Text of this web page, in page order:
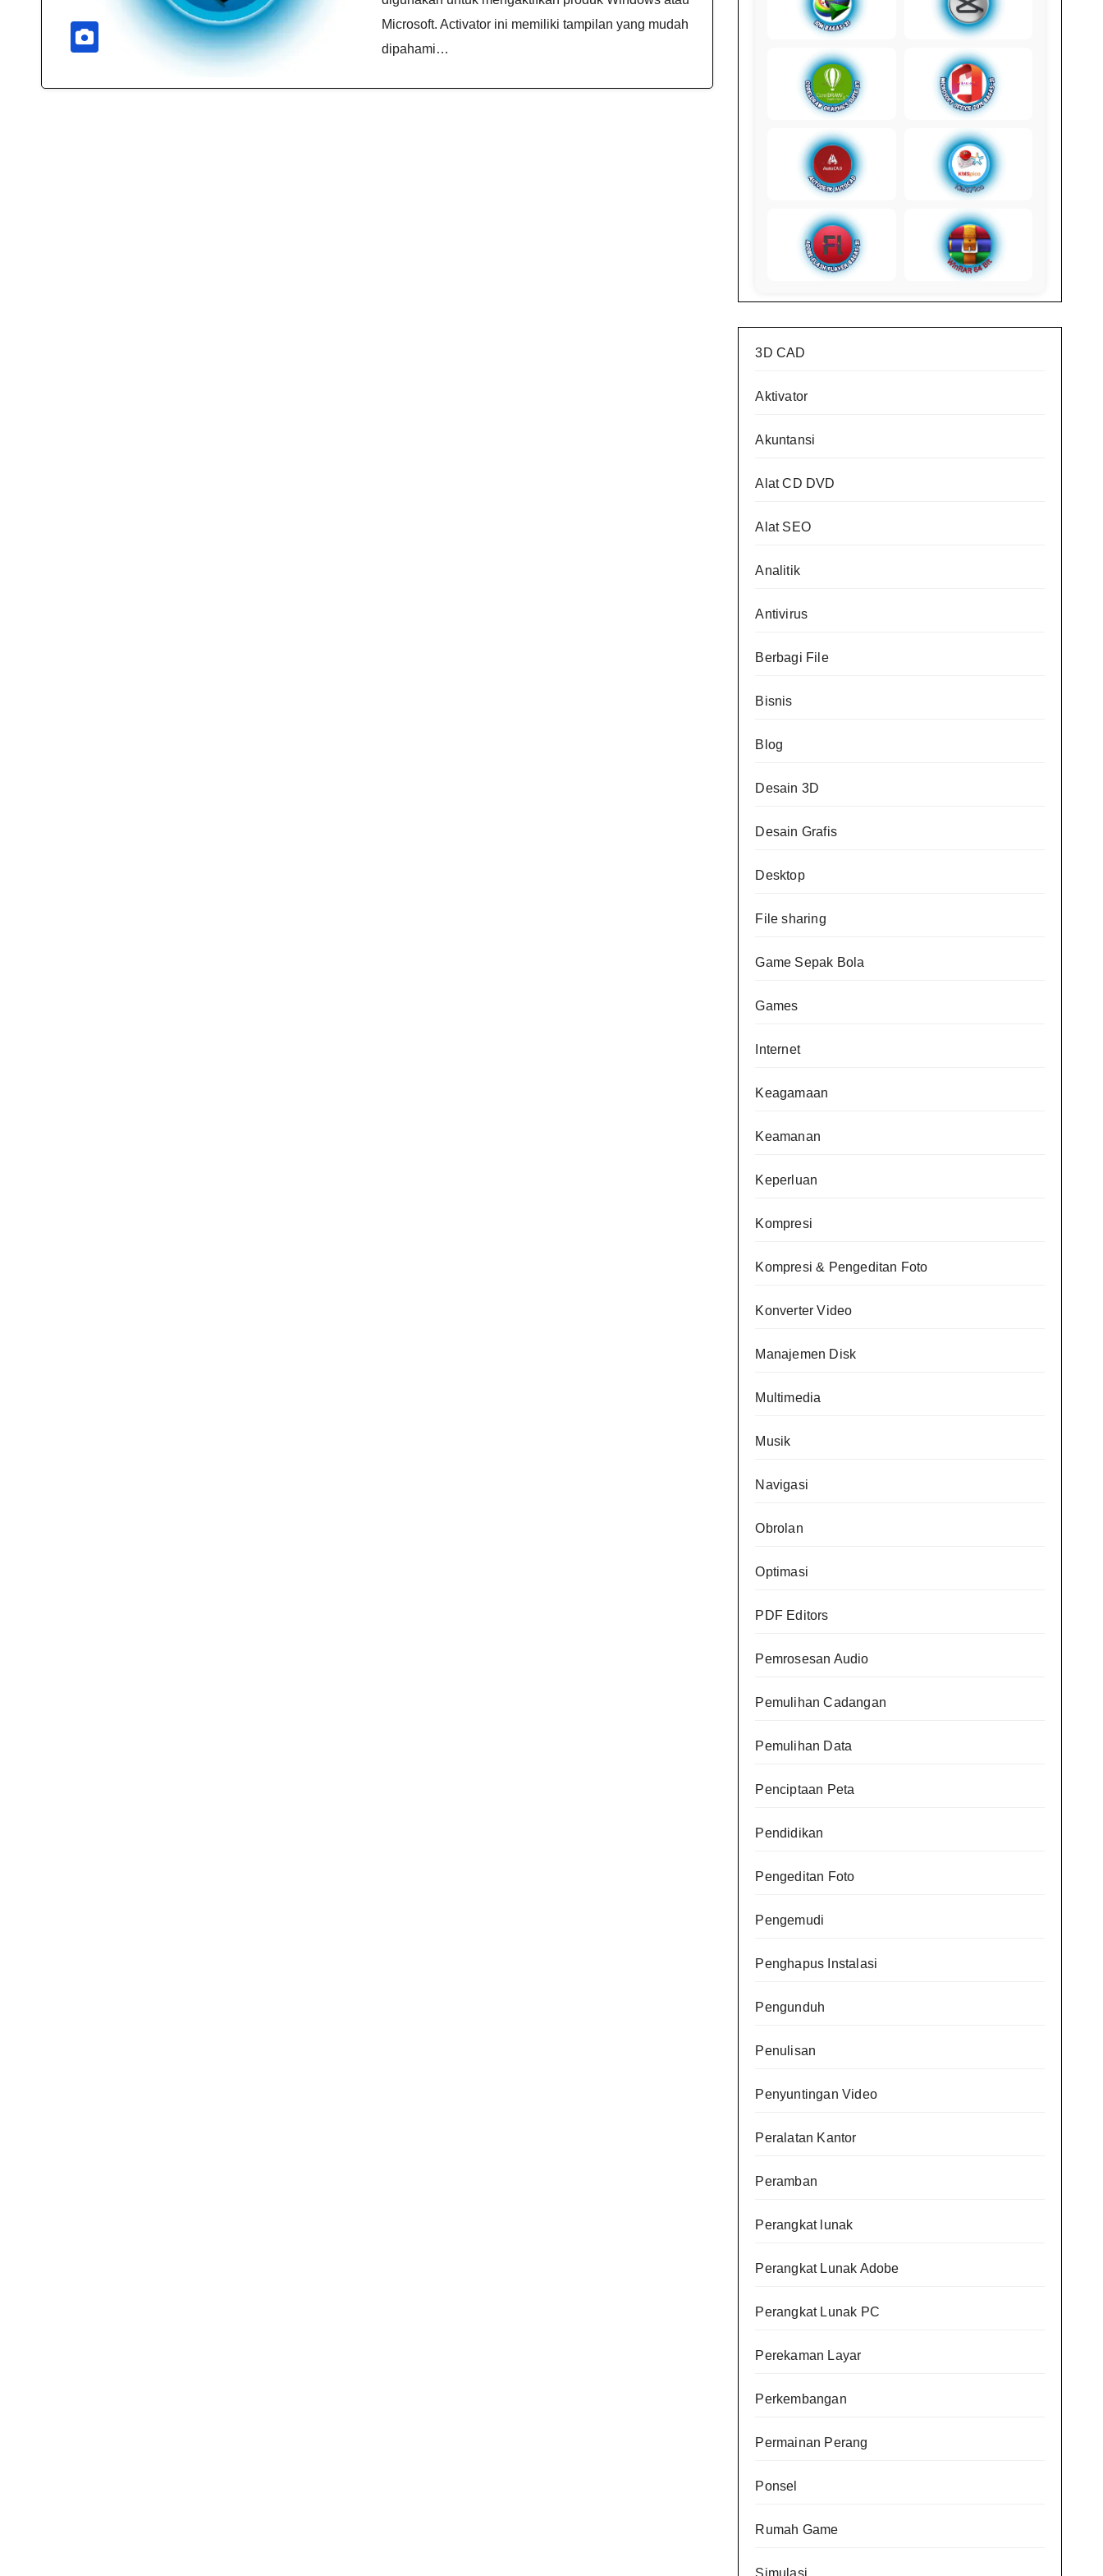
Microsoft. Activator ini memiliki tampilan yang mudah
dipahami…
3D CAD
Aktivator
Akuntansi
Alat CD DVD
Alat SEO
Analitik
Antivirus
Berbagi File
Bisnis
Blog
Desain 3D
Desain Grafis
Desktop
File sharing
Game Sepak Bola
Games
Internet
Keagamaan
Keamanan
Keperluan
Kompresi
Kompresi & Pengeditan Foto
Konverter Video
Manajemen Disk
Multimedia
Musik
Navigasi
Obrolan
Optimasi
PDF Editors
Pemrosesan Audio
Pemulihan Cadangan
Pemulihan Data
Penciptaan Peta
Pendidikan
Pengeditan Foto
Pengemudi
Penghapus Instalasi
Pengunduh
Penulisan
Penyuntingan Video
Peralatan Kantor
Peramban
Perangkat lunak
Perangkat Lunak Adobe
Perangkat Lunak PC
Perekaman Layar
Perkembangan
Permainan Perang
Ponsel
Rumah Game
Simulasi